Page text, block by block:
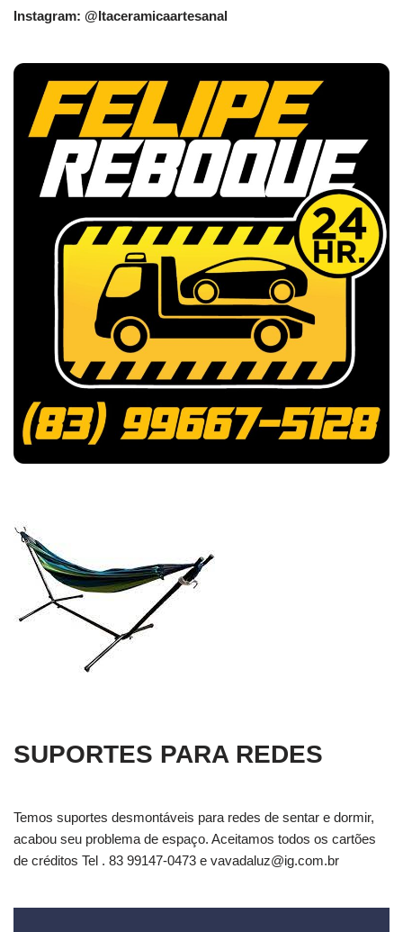
Instagram: @Itaceramicaartesanal
SUPORTES PARA REDES
Temos suportes desmontáveis para redes de sentar e dormir,
acabou seu problema de espaço. Aceitamos todos os cartões
de créditos Tel . 83 99147-0473 e vavadaluz@ig.com.br